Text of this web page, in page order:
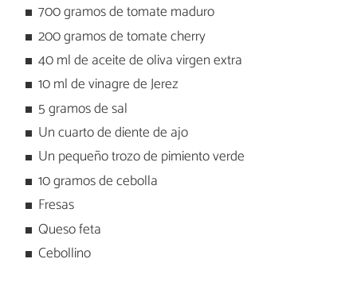
700 gramos de tomate maduro
200 gramos de tomate cherry
40 ml de aceite de oliva virgen extra
10 ml de vinagre de Jerez
5 gramos de sal
Un cuarto de diente de ajo
Un pequeño trozo de pimiento verde
10 gramos de cebolla
Fresas
Queso feta
Cebollino